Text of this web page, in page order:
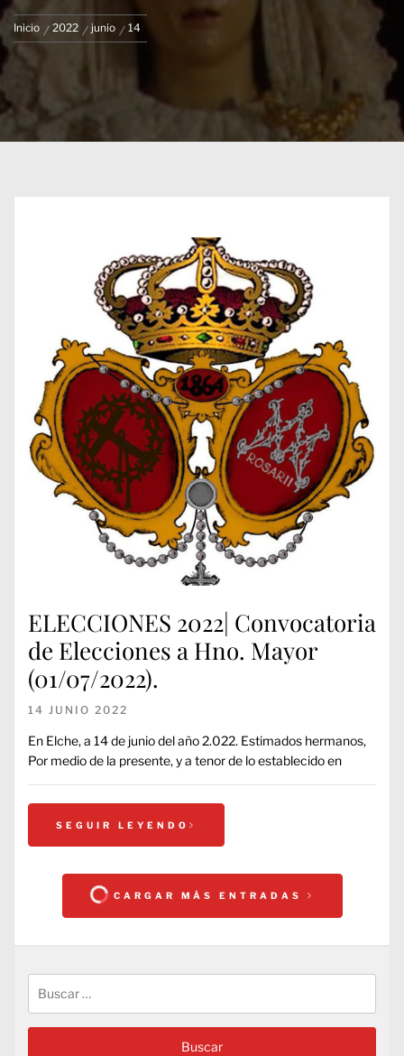
Inicio 2022 junio 14
ELECCIONES 2022| Convocatoria
de Elecciones a Hno. Mayor
(01/07/2022).
14 JUNIO 2022
En Elche, a 14 de junio del año 2.022. Estimados hermanos,
Por medio de la presente, y a tenor de lo establecido en
SEGUIR LEYENDO
CARGAR MÁS ENTRADAS